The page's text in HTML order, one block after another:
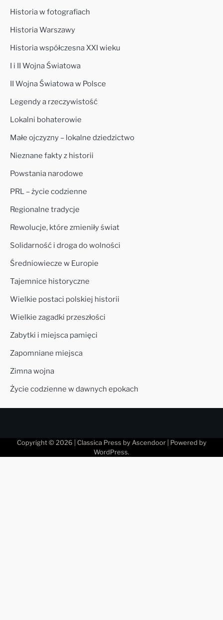
Historia w fotografiach
Historia Warszawy
Historia współczesna XXI wieku
I i II Wojna Światowa
II Wojna Światowa w Polsce
Legendy a rzeczywistość
Lokalni bohaterowie
Małe ojczyzny – lokalne dziedzictwo
Nieznane fakty z historii
Powstania narodowe
PRL – życie codzienne
Regionalne tradycje
Rewolucje, które zmieniły świat
Solidarność i droga do wolności
Średniowiecze w Europie
Tajemnice historyczne
Wielkie postaci polskiej historii
Wielkie zagadki przeszłości
Zabytki i miejsca pamięci
Zapomniane miejsca
Zimna wojna
Życie codzienne w dawnych epokach
Copyright © 2026 | Classica Press by Ascendoor| Powered by
WordPress.